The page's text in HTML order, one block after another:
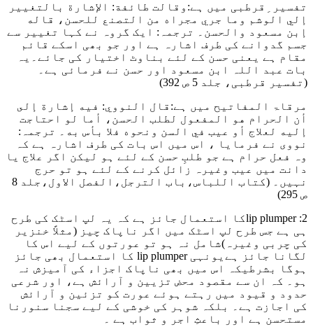
تفسیر ِقرطبی میں ہے:وقالت طائفة: الإشارة بالتغيير
إلي الوشم وما جري مجراه من التصنع للحسن، قاله
إبن مسعود والحسن ۔ ترجمہ: ایک گروہ نے کہا تغییر سے
جسم گدوانے کی طرف اشارہ ہے اور جو بھی اسکے قائم
مقام ہے یعنی حسن کے لئے بناوٹ اختیار کی جائے۔یہ
بات عبد اللہ ابن مسعود اور حسن نے فرمائی ہے۔
(تفسیر قرطبی، جلد 5 ص 392)
مرقاۃ المفاتیح میں ہے:قال النووي: فيه إشارة إلى
أن الحرام هو المفعول ‌لطلب ‌الحسن، أما لو احتاجت
إليه لعلاج أو عيب في السن ونحوه فلا بأس به ۔ ترجمہ:
نووی نے فرمایا ، اس میں اس بات کی طرف اشارہ ہے کہ
وہ فعل حرام ہے جو طلبِ حسن کے لئے ہو لیکن اگر علاج یا
دانت میں عیب وغیرہ زائل کرنے کے لئے ہو تو حرج
نہیں۔
(کتاب اللباس،باب الترجل،الفصل الاول،جلد 8
ص 295)
2: lip plumperکا استعمال جائز ہے کہ یہ لپ اسٹک کی طرح
ہی ہے جس طرح لپ اسٹک میں اگر ناپاک چیز (مثلاً خنزیر
کی چربی وغیرہ)شامل نہ ہو تو عورتوں کے لیے اس کا
لگانا جائز ہےیونہی lip plumper کا استعمال بھی جائز
ہوگا بشرطیکہ اس میں بھی ناپاک اجزاء کی آمیزش نہ
ہو۔ کہ ان سے مقصود محض تزیین و آرائش ہے، اور شرعی
حدود و قیود میں رہتے ہوئے عورت کو تزئین و آرائش
کی اجازت ہے۔ بلکہ شوہر کی خوشی کے لیے سجنا سنورنا
مستحسن ہے اور باعثِ اجر و ثواب ہے ۔